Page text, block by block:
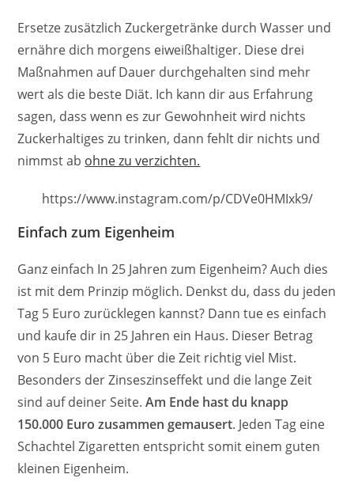
Ersetze zusätzlich Zuckergetränke durch Wasser und
ernähre dich morgens eiweißhaltiger. Diese drei
Maßnahmen auf Dauer durchgehalten sind mehr
wert als die beste Diät. Ich kann dir aus Erfahrung
sagen, dass wenn es zur Gewohnheit wird nichts
Zuckerhaltiges zu trinken, dann fehlt dir nichts und
nimmst ab ohne zu verzichten.
https://www.instagram.com/p/CDVe0HMIxk9/
Einfach zum Eigenheim
Ganz einfach In 25 Jahren zum Eigenheim? Auch dies
ist mit dem Prinzip möglich. Denkst du, dass du jeden
Tag 5 Euro zurücklegen kannst? Dann tue es einfach
und kaufe dir in 25 Jahren ein Haus. Dieser Betrag
von 5 Euro macht über die Zeit richtig viel Mist.
Besonders der Zinseszinseffekt und die lange Zeit
sind auf deiner Seite.Am Ende hast du knapp
150.000 Euro zusammen gemausert. Jeden Tag eine
Schachtel Zigaretten entspricht somit einem guten
kleinen Eigenheim.